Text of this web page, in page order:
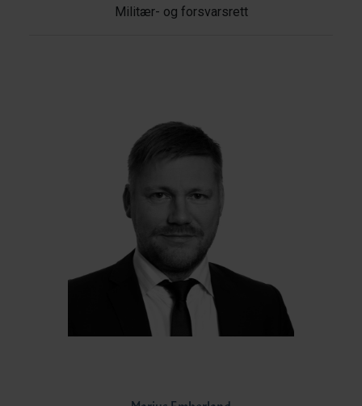
Militær- og forsvarsrett